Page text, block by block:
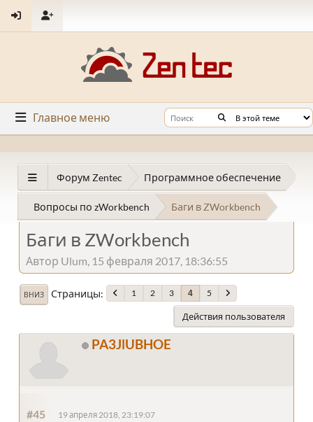
Главное меню
Форум Zentec Программное обеспечение
Вопросы по zWorkbench Баги в ZWorkbench
Баги в ZWorkbench
Автор Ulum, 15 февраля 2017, 18:36:55
ВНИЗ Страницы 1 2 3 4 5
Действия пользователя
PA3JlUBHOE
#45 19 апреля 2018, 23:19:07